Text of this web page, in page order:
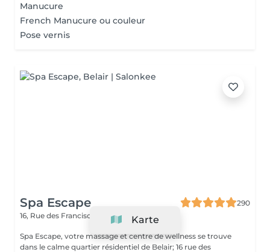
Manucure
French Manucure ou couleur
Pose vernis
Spa Escape
290
16, Rue des FranciscainesBelair L-1539
Spa Escape, votre massage et centre de wellness se trouve
dans le calme quartier résidentiel de Belair; 16 rue des
Karte